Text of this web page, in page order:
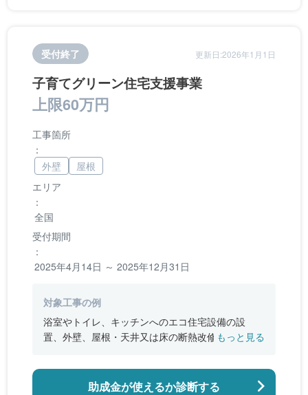
受付終了 更新日:2026年1月1日
子育てグリーン住宅支援事業
上限60万円
エリア
：
全国
受付期間
：
2025年4月14日 ～ 2025年12月31日
工事箇所
：
外壁
屋根
対象工事の例
浴室やトイレ、キッチンへのエコ住宅設備の設
置、外壁、屋根・天井又は床の断熱改修、窓やド
のバリアフリー改修
もっと見る
助成金が使えるか診断する